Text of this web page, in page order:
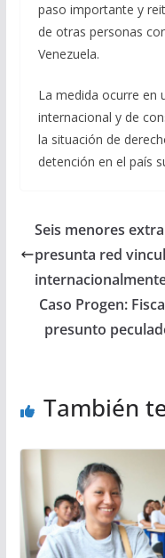
paso importante y
de otras personas
Venezuela.
La medida ocurre en
internacional y de
la situación de
detención en el país
Seis menores
presunta red
Caso Progen:
presunto
También